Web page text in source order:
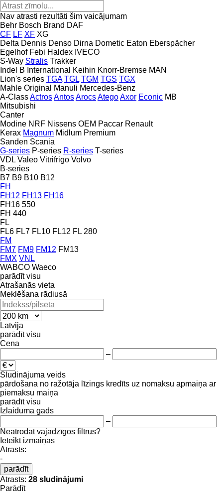
Nav atrasti rezultāti šim vaicājumam
Behr Bosch Brand DAF
CF LF XF XG
Delta Dennis Denso Dirna Dometic Eaton Eberspächer
Egelhof Febi Haldex IVECO
S-Way Stralis Trakker
Indel B International Keihin Knorr-Bremse MAN
Lion's series TGA TGL TGM TGS TGX
Mahle Original
Manuli Mercedes-Benz
A-ClassActrosAntosArocsAtegoAxor Econic MB
Mitsubishi
Canter
Modine NRF Nissens OEM Paccar Renault
Kerax Magnum Midlum Premium
Sanden Scania
G-series P-series R-series T-series
VDL Valeo Vitrifrigo Volvo
B-series
B7 B9 B10 B12
FH
FH12 FH13 FH16
FH16 550
FH 440
FL
FL6 FL7 FL10 FL12 FL 280
FM
FM7 FM9 FM12 FM13
FMX VNL
WABCO Waeco
parādīt visu
Atrašanās vieta
Meklēšana rādiusā
Latvija
parādīt visu
Cena
–
Sludinājuma veids
pārdošana no ražotāja līzings kredīts uz nomaksu apmaiņa ar
piemaksu maiņa
parādīt visu
Izlaiduma gads
–
Neatrodat vajadzīgos filtrus?
Ieteikt izmaiņas
Atrasts:
-
parādīt
Atrasts: 28 sludinājumi
Parādīt